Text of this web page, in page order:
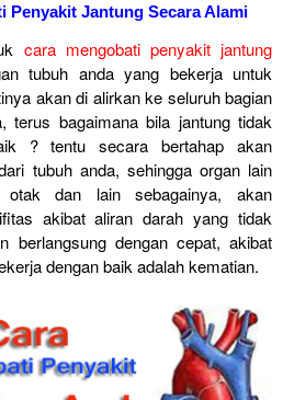
Penyakit Jantung Secara Alami
cara mengobati penyakit jantung
tubuh anda yang bekerja untuk
akan di alirkan ke seluruh bagian
terus bagaimana bila jantung tidak
? tentu secara bertahap akan
tubuh anda, sehingga organ lain
otak dan lain sebagainya, akan
akibat aliran darah yang tidak
berlangsung dengan cepat, akibat
dengan baik adalah kematian.